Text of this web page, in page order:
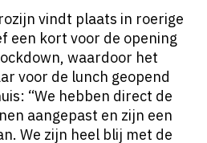
vindt plaats in roerige
een kort voor de opening
waardoor het
voor de lunch geopend
“We hebben direct de
aangepast en zijn een
We zijn heel blij met de